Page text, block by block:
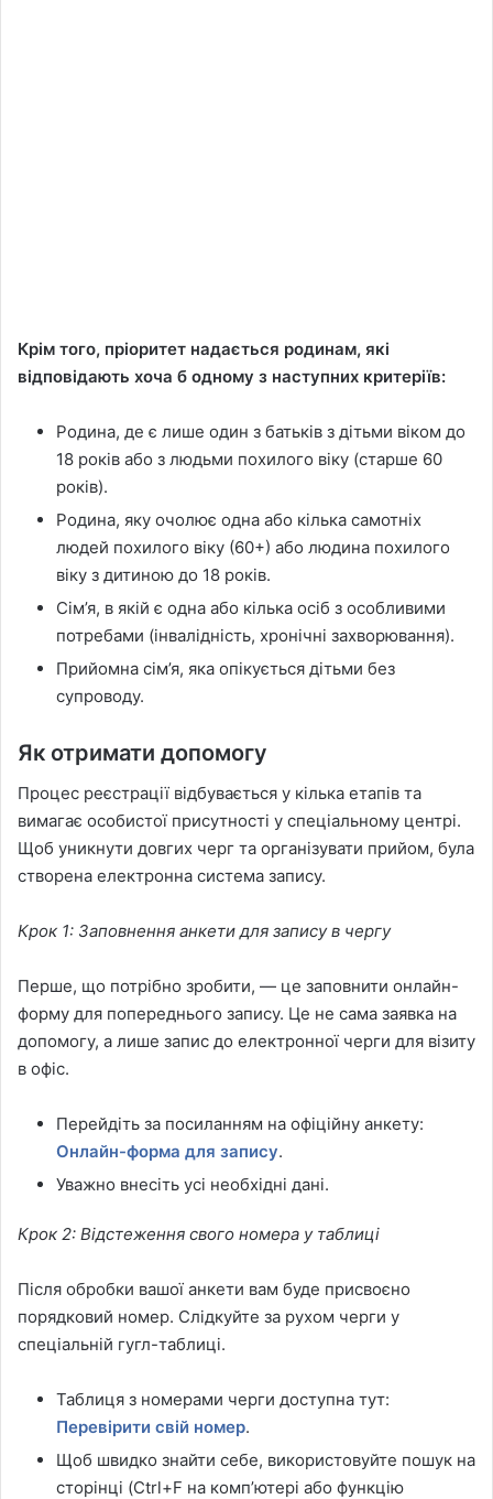
Крім того, пріоритет надається родинам, які
відповідають хоча б одному з наступних критеріїв:
Родина, де є лише один з батьків з дітьми віком до
18 років або з людьми похилого віку (старше 60
років).
Родина, яку очолює одна або кілька самотніх
людей похилого віку (60+) або людина похилого
віку з дитиною до 18 років.
Сім’я, в якій є одна або кілька осіб з особливими
потребами (інвалідність, хронічні захворювання).
Прийомна сім’я, яка опікується дітьми без
супроводу.
Як отримати допомогу
Процес реєстрації відбувається у кілька етапів та
вимагає особистої присутності у спеціальному центрі.
Щоб уникнути довгих черг та організувати прийом, була
створена електронна система запису.
Крок 1: Заповнення анкети для запису в чергу
Перше, що потрібно зробити, — це заповнити онлайн-
форму для попереднього запису. Це не сама заявка на
допомогу, а лише запис до електронної черги для візиту
в офіс.
Перейдіть за посиланням на офіційну анкету:
Онлайн-форма для запису.
Уважно внесіть усі необхідні дані.
Крок 2: Відстеження свого номера у таблиці
Після обробки вашої анкети вам буде присвоєно
порядковий номер. Слідкуйте за рухом черги у
спеціальній гугл-таблиці.
Таблиця з номерами черги доступна тут:
Перевірити свій номер.
Щоб швидко знайти себе, використовуйте пошук на
сторінці (Ctrl+F на комп’ютері або функцію